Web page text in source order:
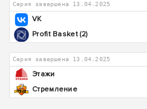
Серия завершена 13.04.2025
VK
Profit Basket (2)
Серия завершена 13.04.2025
Этажи
Стремление